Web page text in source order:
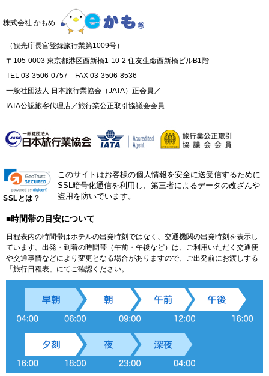
株式会社 かもめ
（観光庁長官登録旅行業第1009号）
〒105-0003 東京都港区西新橋1-10-2 住友生命西新橋ビルB1階
TEL 03-3506-0757 FAX 03-3506-8536
一般社団法人 日本旅行業協会（JATA）正会員／
IATA公認旅客代理店／旅行業公正取引協議会会員
SSLとは？
このサイトはお客様の個人情報を安全に送受信するために
SSL暗号化通信を利用し、第三者によるデータの改ざんや
盗用を防いでいます。
■時間帯の目安について
日程表内の時間帯はホテルの出発時刻ではなく、交通機関の出発時刻を表示し
ています。出発・到着の時間帯（午前・午後など）は、ご利用いただく交通便
や交通事情などにより変更となる場合がありますので、ご出発前にお渡しする
「旅行日程表」にてご確認ください。